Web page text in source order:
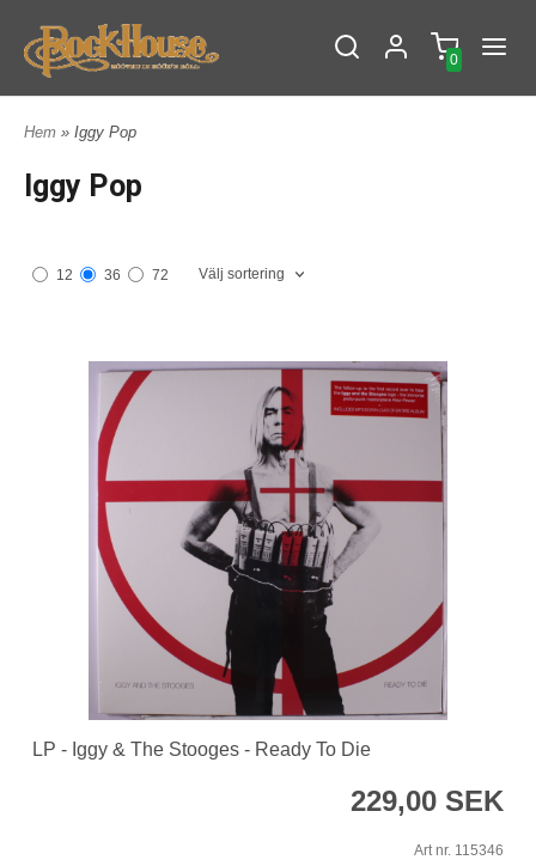
0
Hem » Iggy Pop
Iggy Pop
12 36 72 Välj sortering
LP - Iggy & The Stooges - Ready To Die
229,00 SEK
Art nr. 115346